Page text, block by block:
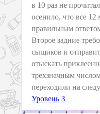
в 10 раз не
осенило, что все
правильным
Второе задние
сыщиков и
отыскать
трехзначным
переходили на
Уровень 3